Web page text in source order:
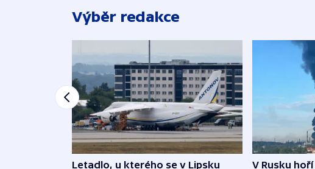
Výběr redakce
Letadlo, u kterého se v Lipsku V Rusku